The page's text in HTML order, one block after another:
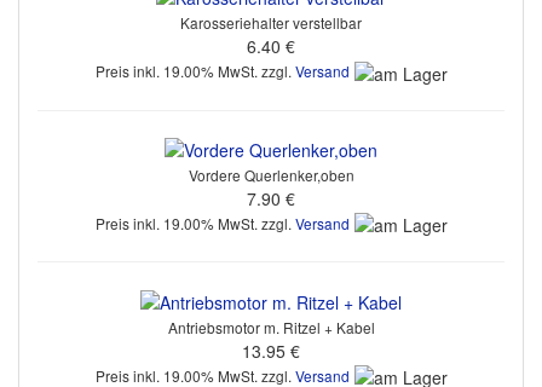
Karosseriehalter verstellbar
6.40 €
Preis inkl. 19.00% MwSt. zzgl.Versand
Vordere Querlenker,oben
7.90 €
Preis inkl. 19.00% MwSt. zzgl. Versand
Antriebsmotor m. Ritzel + Kabel
13.95 €
Preis inkl. 19.00% MwSt. zzgl. Versand